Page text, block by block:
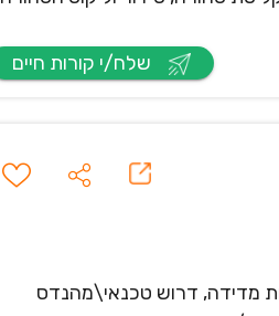
מדידה, דרוש טכנאי\מהנדס